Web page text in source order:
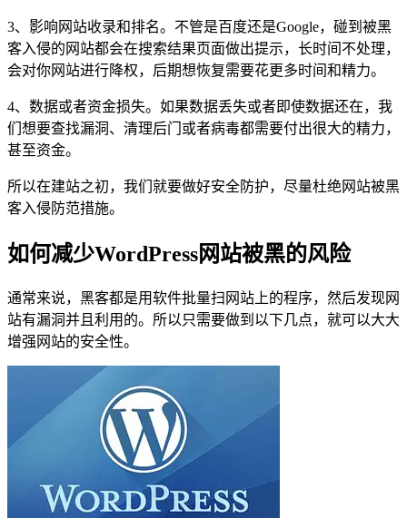
3、影响网站收录和排名。不管是百度还是Google，碰到被黑
客入侵的网站都会在搜索结果页面做出提示，长时间不处理，
会对你网站进行降权，后期想恢复需要花更多时间和精力。
4、数据或者资金损失。如果数据丢失或者即使数据还在，我
们想要查找漏洞、清理后门或者病毒都需要付出很大的精力，
甚至资金。
所以在建站之初，我们就要做好安全防护，尽量杜绝网站被黑
客入侵防范措施。
如何减少WordPress网站被黑的风险
通常来说，黑客都是用软件批量扫网站上的程序，然后发现网
站有漏洞并且利用的。所以只需要做到以下几点，就可以大大
增强网站的安全性。